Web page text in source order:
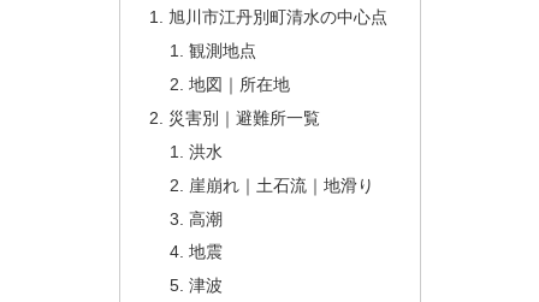
旭川市江丹別町清水の中心点
観測地点
地図｜所在地
災害別｜避難所一覧
洪水
崖崩れ｜土石流｜地滑り
高潮
地震
津波